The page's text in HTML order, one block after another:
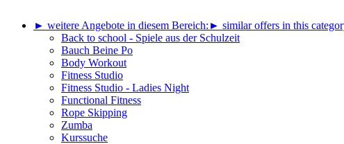
► weitere Angebote in diesem Bereich: ► similar offers in this
Back to school - Spiele aus der Schulzeit
Bauch Beine Po
Body Workout
Fitness Studio
Fitness Studio - Ladies Night
Functional Fitness
Rope Skipping
Zumba
Kurssuche